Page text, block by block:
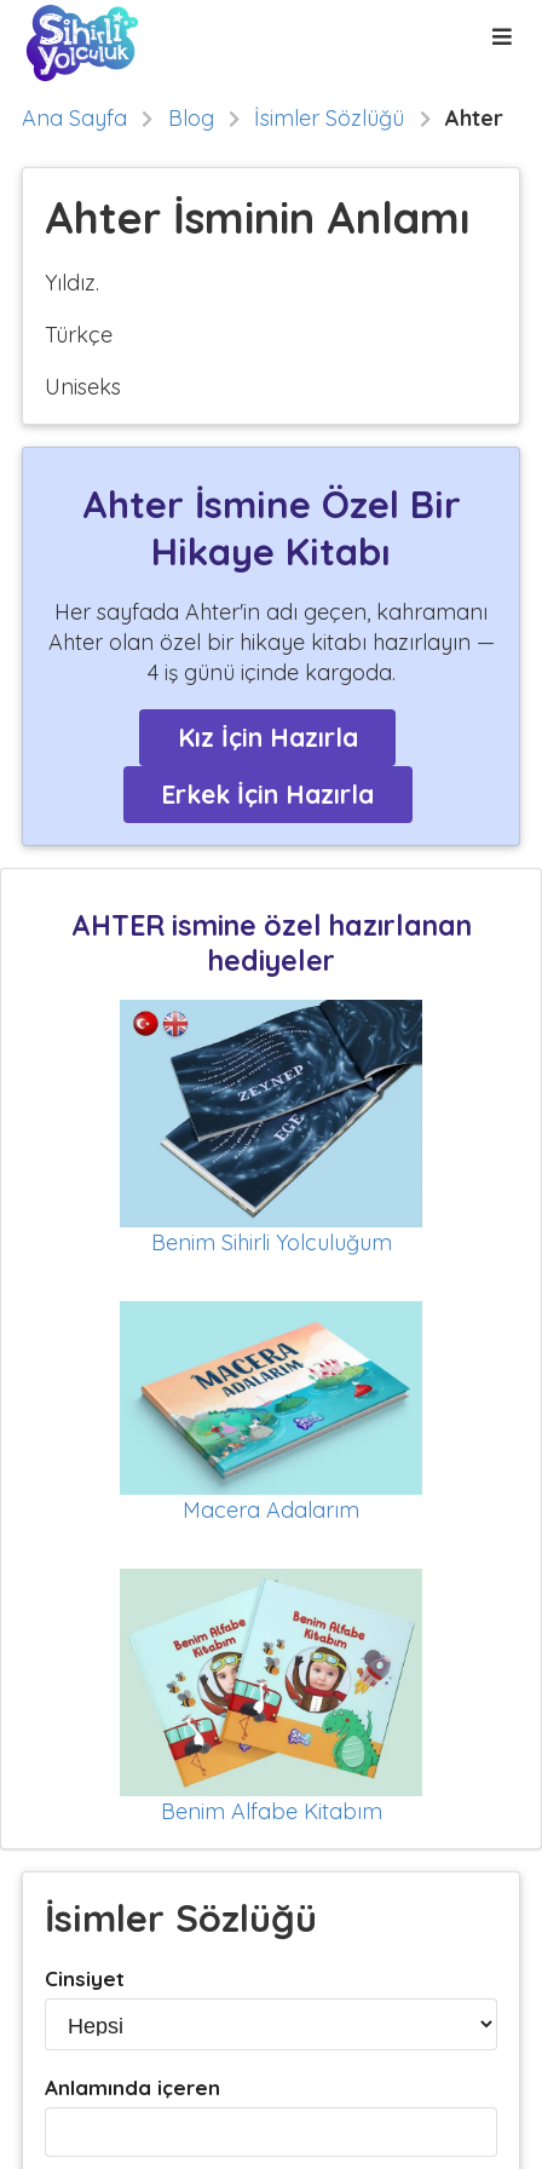
Ana Sayfa Blog İsimler Sözlüğü Ahter
Ahter İsminin Anlamı
Yıldız.
Türkçe
Uniseks
Ahter İsmine Özel Bir
Hikaye Kitabı
Her sayfada Ahter'in adı geçen, kahramanı
Ahter olan özel bir hikaye kitabı hazırlayın —
4 iş günü içinde kargoda.
Kız İçin Hazırla
Erkek İçin Hazırla
AHTER ismine özel hazırlanan
hediyeler
Benim Sihirli Yolculuğum
Macera Adalarım
Benim Alfabe Kitabım
İsimler Sözlüğü
Cinsiyet
Anlamında içeren